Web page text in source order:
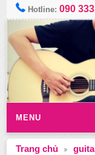
Hotline:090
MENU
Trang chủ